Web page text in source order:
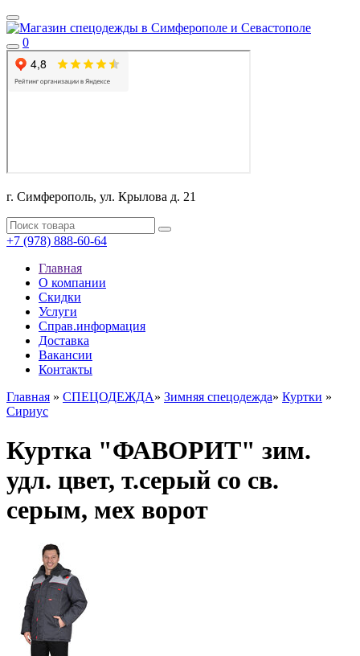
0
г. Симферополь, ул. Крылова д. 21
+7 (978) 888-60-64
Главная
О компании
Скидки
Услуги
Справ.информация
Доставка
Вакансии
Контакты
Главная » СПЕЦОДЕЖДА» Зимняя спецодежда» Куртки »
Сириус
Куртка "ФАВОРИТ" зим.
удл. цвет, т.серый со св.
серым, мех ворот